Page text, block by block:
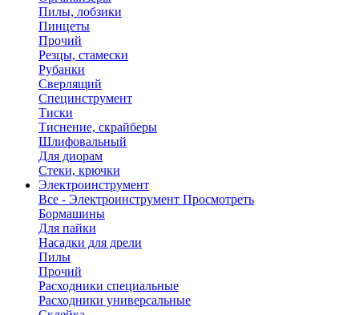
Пилы, лобзики
Пинцеты
Прочий
Резцы, стамески
Рубанки
Сверлящий
Специнструмент
Тиски
Тиснение, скрайберы
Шлифовальный
Для диорам
Стеки, крючки
Электроинструмент
Все - Электроинструмент Просмотреть
Бормашины
Для пайки
Насадки для дрели
Пилы
Прочий
Расходники специальные
Расходники универсальные